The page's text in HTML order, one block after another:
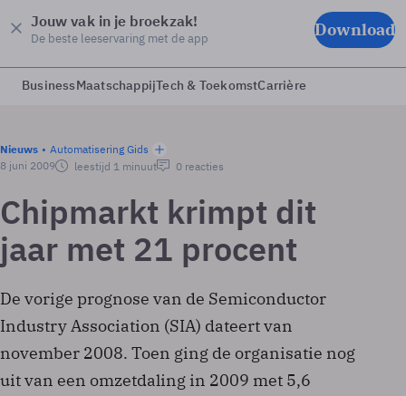
Jouw vak in je broekzak!
De beste leeservaring met de app Download
BusinessMaatschappijTech & ToekomstCarrière
Nieuws
Automatisering Gids
8 juni 2009
leestijd 1 minuut 0 reacties
Chipmarkt krimpt dit
jaar met 21 procent
De vorige prognose van de Semiconductor
Industry Association (SIA) dateert van
november 2008. Toen ging de organisatie nog
uit van een omzetdaling in 2009 met 5,6